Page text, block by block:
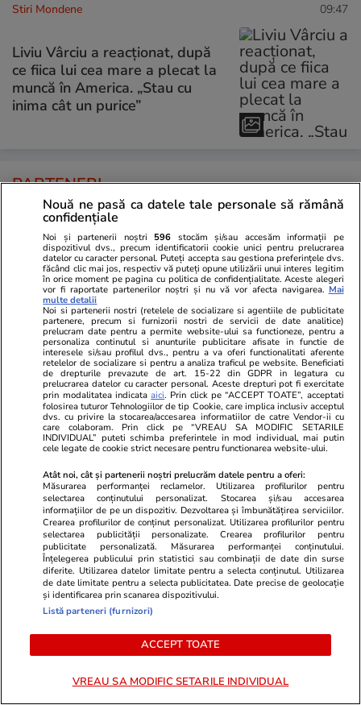
Stiri Mondene 09:47
Liviu Vârciu a reacționat, după
ce fiica lui cea mare a plecat la
muncă în America. „Stau cu
inima cât un purice”
PARTENERI
TVMania.ro
A rupt tăcerea fără nicio rușine!
Daniela Crudu spune totul despre
activitatea ei de pe platformele
pentru adulți: „Fac ce vreau, e
wow!”
A întârziat
și a fost
firma să-i
PARTENERI
Nouă ne pasă ca datele tale personale să rămână
confidențiale
Noi și partenerii noștri 596 stocăm și/sau accesăm informații pe
dispozitivul dvs., precum identificatorii cookie unici pentru prelucrarea
datelor cu caracter personal. Puteți accepta sau gestiona preferințele dvs.
făcând clic mai jos, respectiv vă puteți opune utilizării unui interes legitim
în orice moment pe pagina cu politica de confidențialitate. Aceste alegeri
vor fi raportate partenerilor noștri și nu vă vor afecta navigarea. Mai
multe detalii
Noi si partenerii nostri (retelele de socializare si agentiile de publicitate
partenere, precum si furnizorii nostri de servicii de date analitice)
prelucram date pentru a permite website-ului sa functioneze, pentru a
personaliza continutul si anunturile publicitare afisate in functie de
interesele si/sau profilul dvs., pentru a va oferi functionalitati aferente
retelelor de socializare si pentru a analiza traficul pe website. Beneficiati
de drepturile prevazute de art. 15-22 din GDPR in legatura cu
prelucrarea datelor cu caracter personal. Aceste drepturi pot fi exercitate
prin modalitatea indicataaici. Prin click pe “ACCEPT TOATE”, acceptati
folosirea tuturor Tehnologiilor de tip Cookie, care implica inclusiv acceptul
dvs. cu privire la stocarea/accesarea informatiilor de catre Vendor-ii cu
care colaboram. Prin click pe “VREAU SA MODIFIC SETARILE
INDIVIDUAL” puteti schimba preferintele in mod individual, mai putin
cele legate de cookie strict necesare pentru functionarea website-ului.
Atât noi, cât și partenerii noștri prelucrăm datele pentru a oferi:
Măsurarea performanței reclamelor. Utilizarea profilurilor pentru
selectarea conținutului personalizat. Stocarea și/sau accesarea
informațiilor de pe un dispozitiv. Dezvoltarea și îmbunătățirea serviciilor.
Crearea profilurilor de conținut personalizat. Utilizarea profilurilor pentru
selectarea publicității personalizate. Crearea profilurilor pentru
publicitate personalizată. Măsurarea performanței conținutului.
Înțelegerea publicului prin statistici sau combinații de date din surse
diferite. Utilizarea datelor limitate pentru a selecta conținutul. Utilizarea
de date limitate pentru a selecta publicitatea. Date precise de geolocație
și identificarea prin scanarea dispozitivului.
Listă parteneri (furnizori)
ACCEPT TOATE
VREAU SA MODIFIC SETARILE INDIVIDUAL